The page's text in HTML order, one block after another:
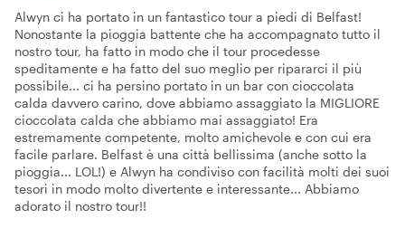
Alwyn ci ha portato in un fantastico tour a piedi di Belfast!
Nonostante la pioggia battente che ha accompagnato tutto il
nostro tour, ha fatto in modo che il tour procedesse
speditamente e ha fatto del suo meglio per ripararci il più
possibile... ci ha persino portato in un bar con cioccolata
calda davvero carino, dove abbiamo assaggiato la MIGLIORE
cioccolata calda che abbiamo mai assaggiato! Era
estremamente competente, molto amichevole e con cui era
facile parlare. Belfast è una città bellissima (anche sotto la
pioggia... LOL!) e Alwyn ha condiviso con facilità molti dei suoi
tesori in modo molto divertente e interessante... Abbiamo
adorato il nostro tour!!